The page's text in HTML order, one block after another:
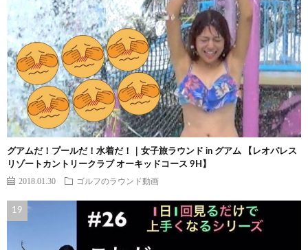
グアムだ！プールだ！水着だ！｜女子旅ラウンド in グアム 【レオパレス
リゾートカントリークラブ オーキッドコース 9H】
2018.01.30 ゴルフのラウンド動画